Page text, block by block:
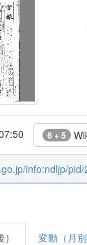
6 + 5
info:ndljp/
変動（月別